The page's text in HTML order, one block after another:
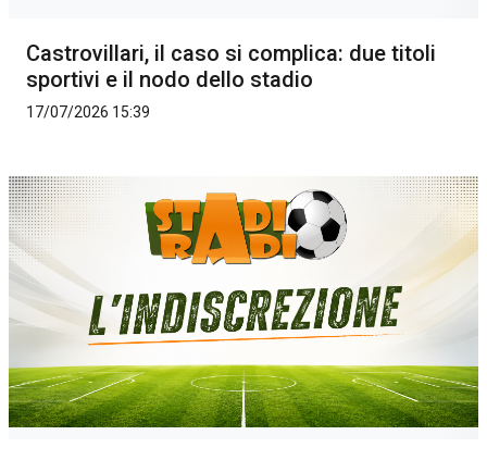
Castrovillari, il caso si complica: due titoli
sportivi e il nodo dello stadio
17/07/2026 15:39